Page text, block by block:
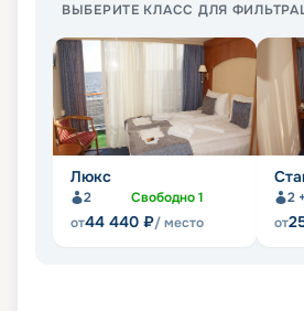
ВЫБЕРИТЕ КЛАСС ДЛЯ
Люкс
2 Свободно1
от44 440 ₽/ место
2
от